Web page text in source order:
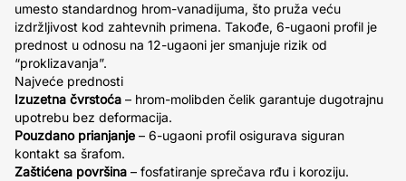
umesto standardnog hrom-vanadijuma, što pruža veću
izdržljivost kod zahtevnih primena. Takođe, 6-ugaoni profil je
prednost u odnosu na 12-ugaoni jer smanjuje rizik od
“proklizavanja”.
Najveće prednosti
Izuzetna čvrstoća – hrom-molibden čelik garantuje dugotrajnu
upotrebu bez deformacija.
Pouzdano prianjanje – 6-ugaoni profil osigurava siguran
kontakt sa šrafom.
Zaštićena površina – fosfatiranje sprečava rđu i koroziju.